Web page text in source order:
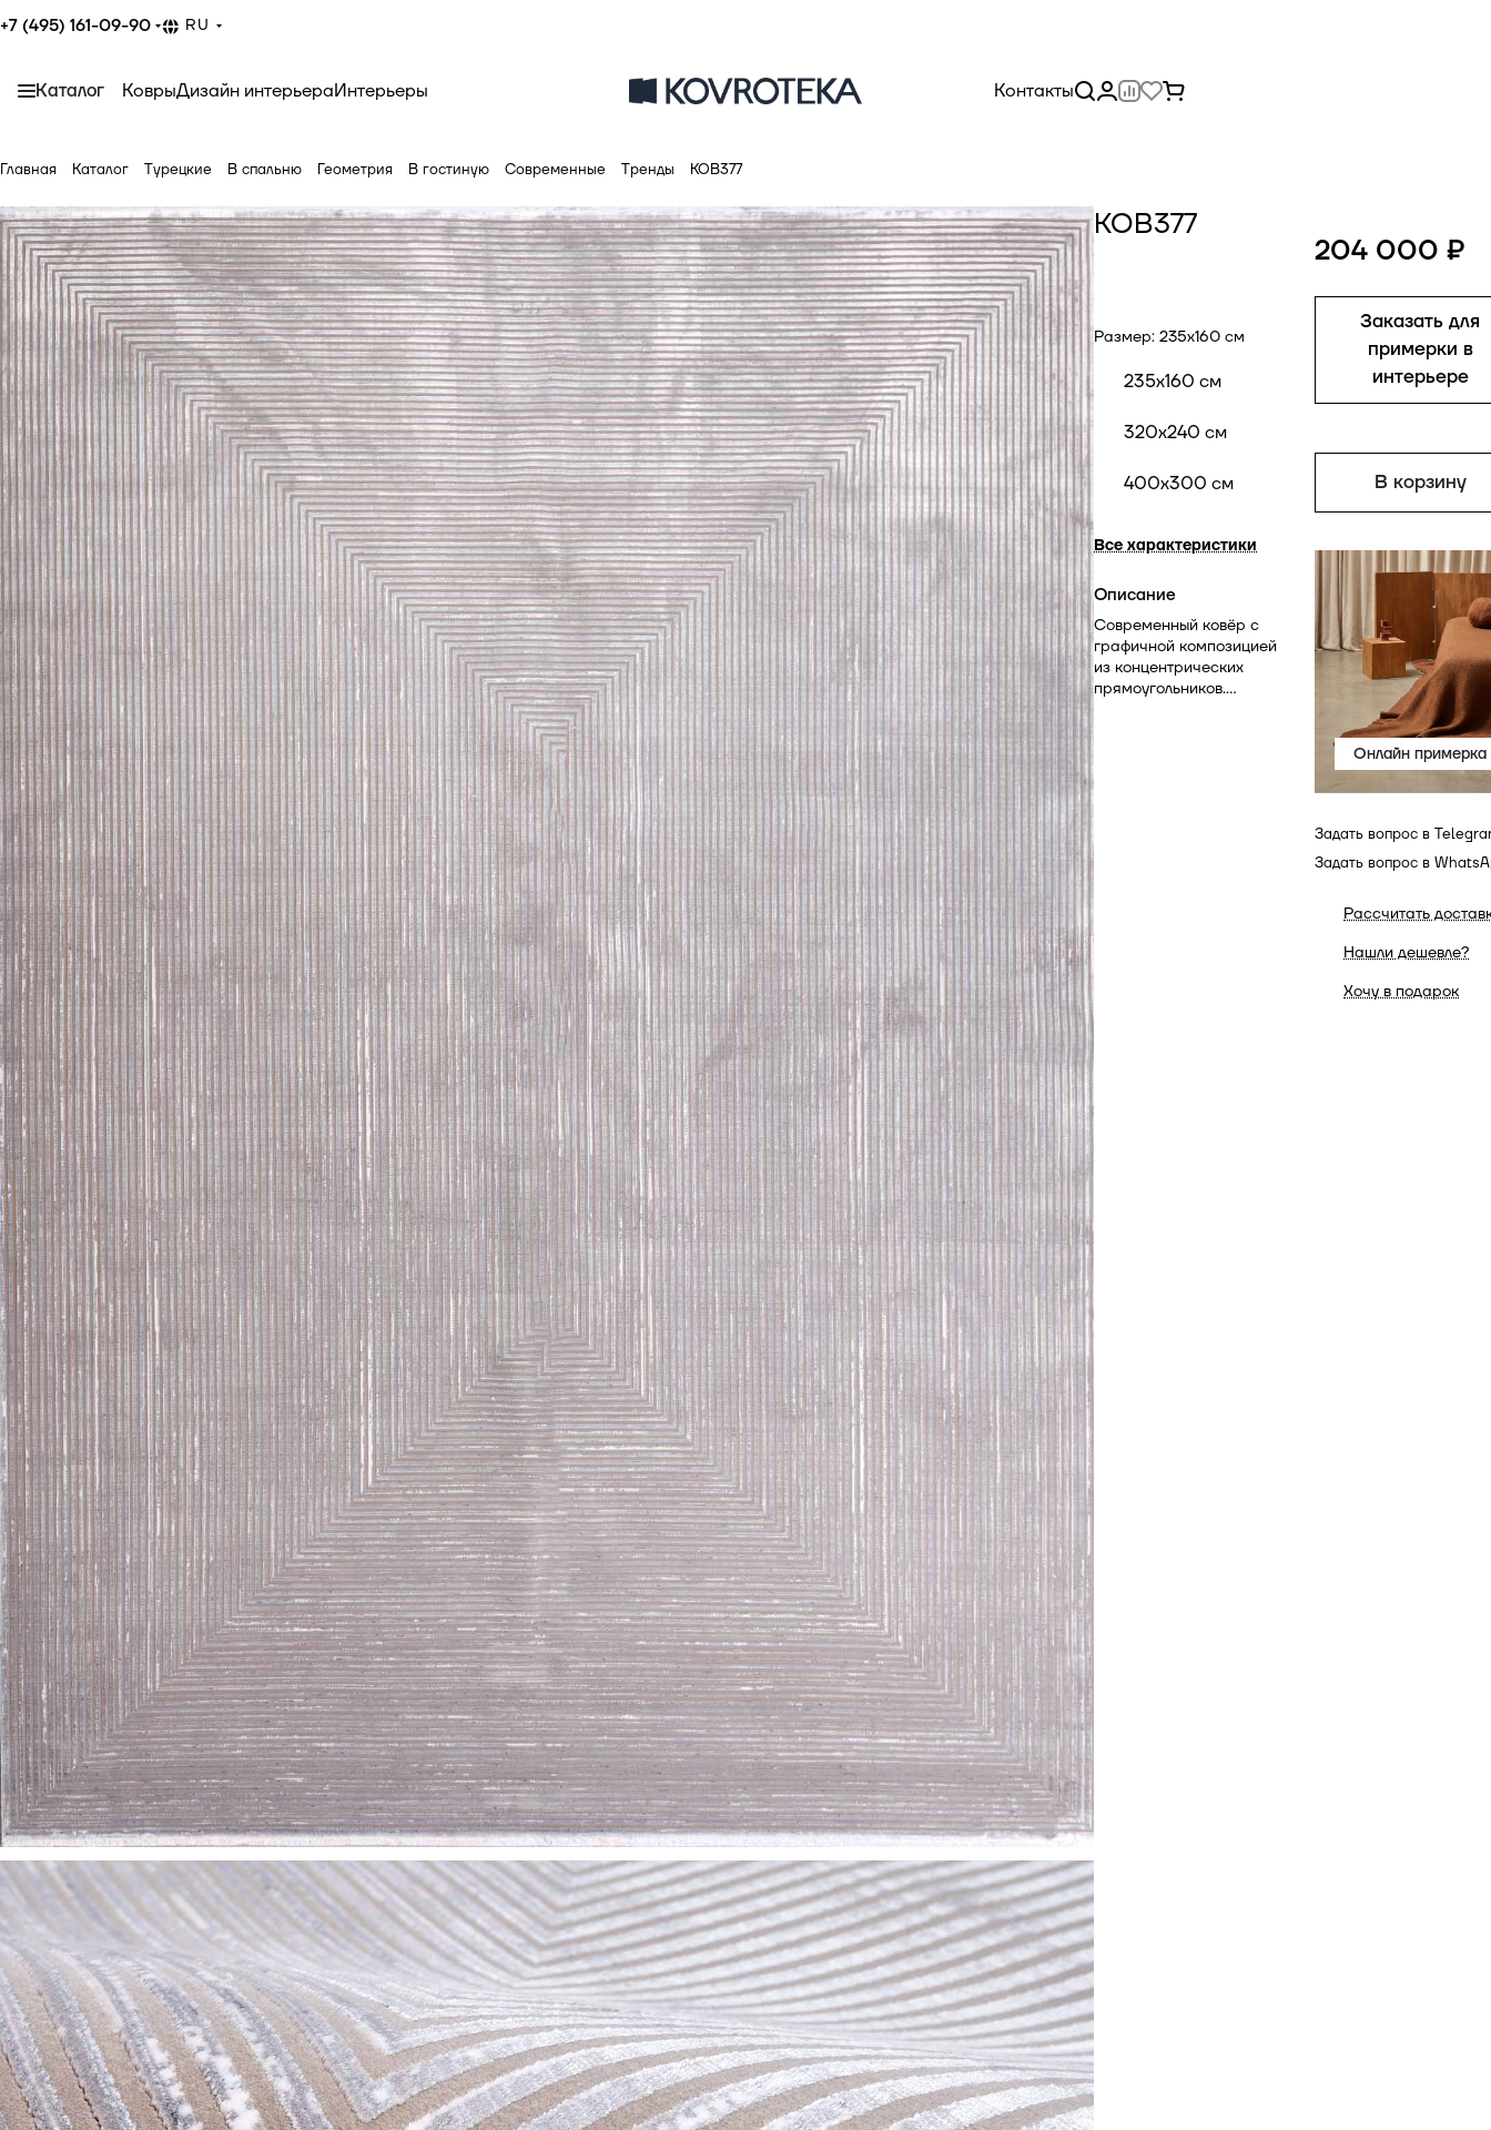
+7 (495) 161-09-90 RU
Каталог КоврыДизайн интерьераИнтерьеры Контакты
Главная Каталог Турецкие В спальню Геометрия В гостиную Современные Тренды КОВ377
КОВ377
Размер: 235x160 см
235x160 см
320x240 см
400x300 см
Все характеристики
Описание
Современный ковёр с
графичной композицией
из концентрических
прямоугольников.
204 000 ₽
Заказать для
примерки в
интерьере
В корзину
Онлайн примерка
Задать вопрос в
Задать вопрос в
Рассчитать
Нашли дешевле?
Хочу в подарок